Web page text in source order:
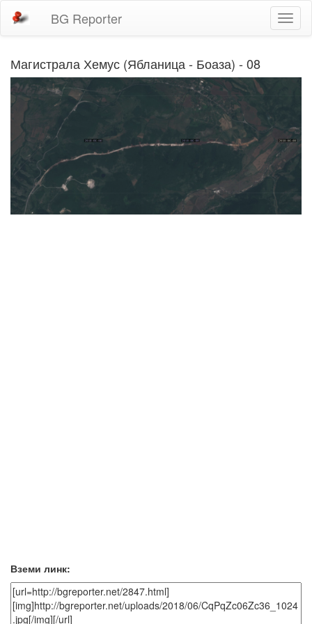
BG Reporter
Магистрала Хемус (Ябланица - Боаза) - 08
Вземи линк: